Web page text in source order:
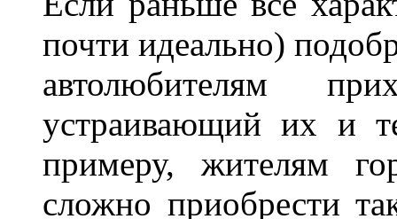
почти идеально)
автолюбителям
устраивающий их и
примеру, жителям
сложно приобрести